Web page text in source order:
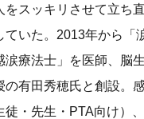
をスッキリさせて立ち
ていた。2013年から「
涙療法士」を医師、脳
の有田秀穂氏と創設。
徒・先生・PTA向け）